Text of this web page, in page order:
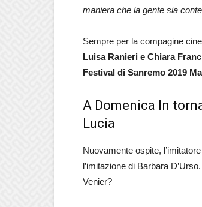
maniera che la gente sia
Sempre per la compagine
Luisa Ranieri e Chiara
Festival di Sanremo 2019
A Domenica In
Lucia
Nuovamente ospite,
l’imitazione di Barbara
Venier?